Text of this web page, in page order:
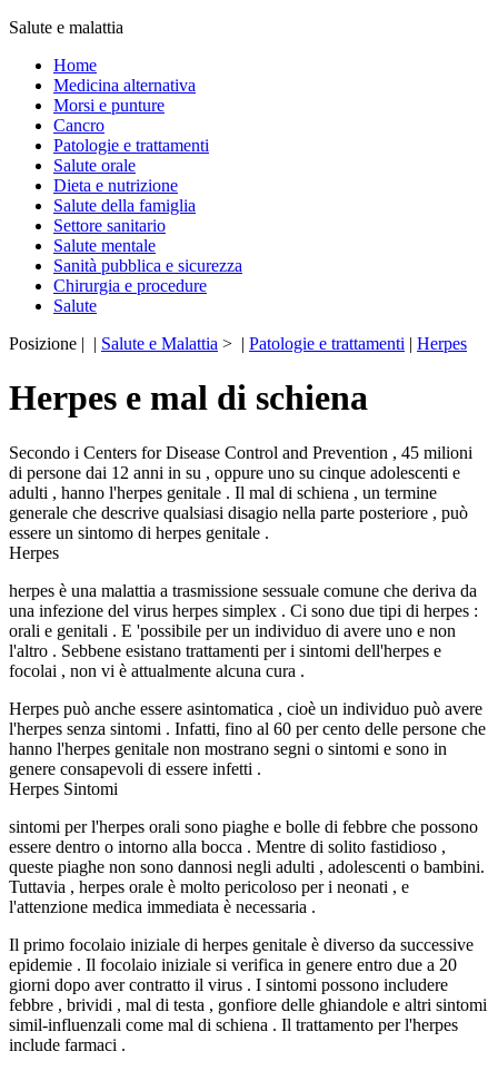
Salute e malattia
Home
Medicina alternativa
Morsi e punture
Cancro
Patologie e trattamenti
Salute orale
Dieta e nutrizione
Salute della famiglia
Settore sanitario
Salute mentale
Sanità pubblica e sicurezza
Chirurgia e procedure
Salute
Posizione | | Salute e Malattia > | Patologie e trattamenti | Herpes
Herpes e mal di schiena
Secondo i Centers for Disease Control and Prevention , 45 milioni
di persone dai 12 anni in su , oppure uno su cinque adolescenti e
adulti , hanno l'herpes genitale . Il mal di schiena , un termine
generale che descrive qualsiasi disagio nella parte posteriore , può
essere un sintomo di herpes genitale .
Herpes
herpes è una malattia a trasmissione sessuale comune che deriva da
una infezione del virus herpes simplex . Ci sono due tipi di herpes :
orali e genitali . E 'possibile per un individuo di avere uno e non
l'altro . Sebbene esistano trattamenti per i sintomi dell'herpes e
focolai , non vi è attualmente alcuna cura .
Herpes può anche essere asintomatica , cioè un individuo può avere
l'herpes senza sintomi . Infatti, fino al 60 per cento delle persone che
hanno l'herpes genitale non mostrano segni o sintomi e sono in
genere consapevoli di essere infetti .
Herpes Sintomi
sintomi per l'herpes orali sono piaghe e bolle di febbre che possono
essere dentro o intorno alla bocca . Mentre di solito fastidioso ,
queste piaghe non sono dannosi negli adulti , adolescenti o bambini.
Tuttavia , herpes orale è molto pericoloso per i neonati , e
l'attenzione medica immediata è necessaria .
Il primo focolaio iniziale di herpes genitale è diverso da successive
epidemie . Il focolaio iniziale si verifica in genere entro due a 20
giorni dopo aver contratto il virus . I sintomi possono includere
febbre , brividi , mal di testa , gonfiore delle ghiandole e altri sintomi
simil-influenzali come mal di schiena . Il trattamento per l'herpes
include farmaci .